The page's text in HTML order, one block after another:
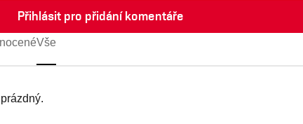
Přihlásit pro přidání komentáře
Vše